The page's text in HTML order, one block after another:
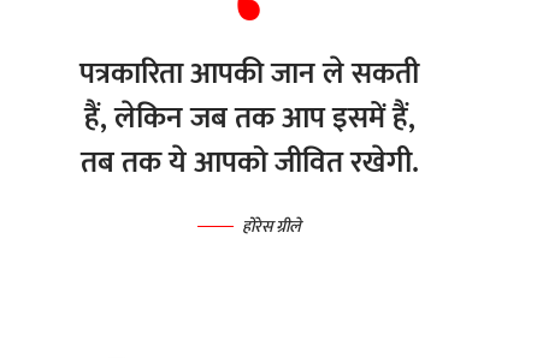
पत्रकारिता आपकी जान ले सकती
हैं, लेकिन जब तक आप इसमें हैं,
तब तक ये आपको जीवित रखेगी.
होरेस ग्रीले